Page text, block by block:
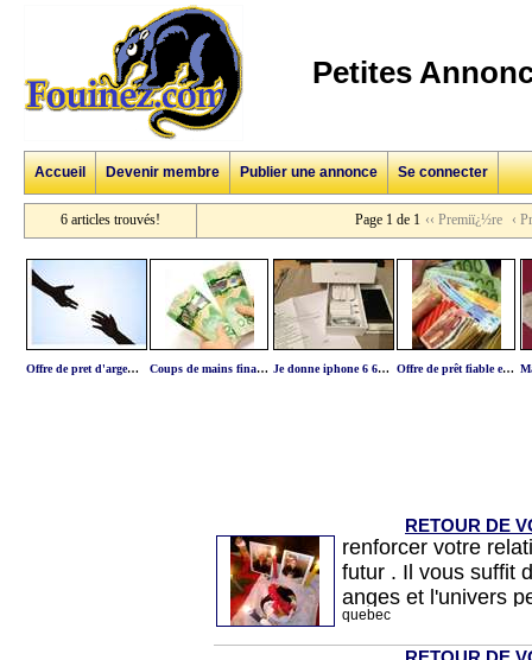
Petites
Accueil Devenir membre Publier une annonce Se connecter
6 articles trouvés! Page 1 de 1 ‹‹ Premiï¿½re ‹
Offre de pret d'argent aux serieux Coups de mains financier Je donne iphone 6 64gb silver neuf Offre de prêt fiable et gratuite en 72h urgent !!!
RETOUR DE
renforcer votre
futur . Il vous suffit
anges et l'univers
de retour sous 24
même dans vos
quebec